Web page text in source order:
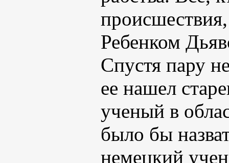
Ребенком
Спустя пару
ее нашел
ученый в
было бы
немецкий